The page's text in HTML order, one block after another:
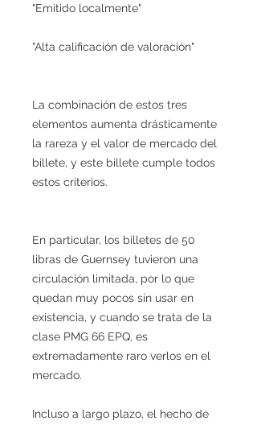
"Emitido localmente"
"Alta calificación de valoración"
La combinación de estos tres
elementos aumenta drásticamente
la rareza y el valor de mercado del
billete, y este billete cumple todos
estos criterios.
En particular, los billetes de 50
libras de Guernsey tuvieron una
circulación limitada, por lo que
quedan muy pocos sin usar en
existencia, y cuando se trata de la
clase PMG 66 EPQ, es
extremadamente raro verlos en el
mercado.
Incluso a largo plazo, el hecho de